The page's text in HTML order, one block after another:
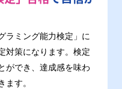
ラミング能力検定」に
対策になります。検定
ができ、達成感を味わ
ます。